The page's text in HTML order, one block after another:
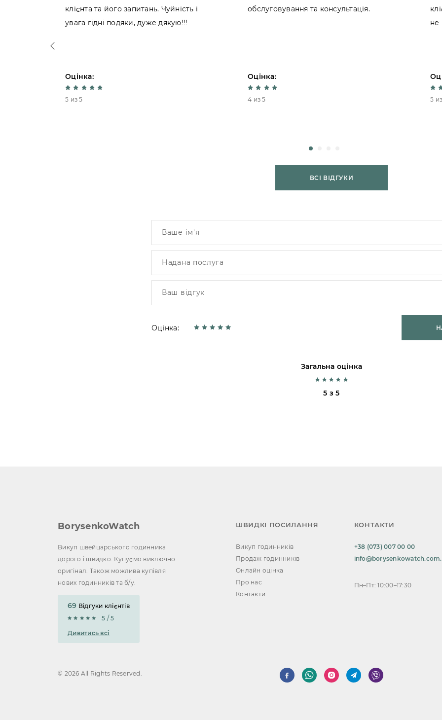
клієнта та його запитань. Чуйність і
увага гідні подяки, дуже дякую!!!
Оцінка:
5 из 5
обслуговування та консультація.
Оцінка:
4 из 5
не
5
ВСІ ВІДГУКИ
Оцінка:
Загальна оцінка
5 з 5
BorysenkoWatch
Викуп швейцарського годинника
дорого і швидко. Купуємо виключно
оригінал. Також можлива купівля
нових годинників та б/у.
69 Відгуки клієнтів
5 / 5
Дивитись всі
ШВИДКІ ПОСИЛАННЯ
Викуп годинників
Продаж годинників
Онлайн оцінка
Про нас
Контакти
КОНТАКТИ
+38 (073) 007 00 00
Пн–Пт: 10:00–17:30
© 2026 All Rights Reserved.